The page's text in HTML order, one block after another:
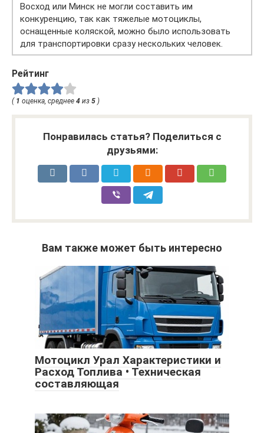
Восход или Минск не могли составить им
конкуренцию, так как тяжелые мотоциклы,
оснащенные коляской, можно было использовать
для транспортировки сразу нескольких человек.
Рейтинг
( 1 оценка, среднее 4 из 5 )
Понравилась статья? Поделиться с
друзьями:
Вам также может быть интересно
Мотоцикл Урал Характеристики и
Расход Топлива • Техническая
составляющая